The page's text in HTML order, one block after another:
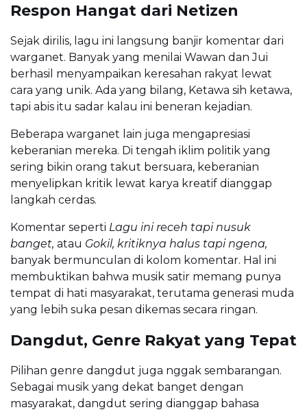
Respon Hangat dari Netizen
Sejak dirilis, lagu ini langsung banjir komentar dari
warganet. Banyak yang menilai Wawan dan Jui
berhasil menyampaikan keresahan rakyat lewat
cara yang unik. Ada yang bilang, Ketawa sih ketawa,
tapi abis itu sadar kalau ini beneran kejadian.
Beberapa warganet lain juga mengapresiasi
keberanian mereka. Di tengah iklim politik yang
sering bikin orang takut bersuara, keberanian
menyelipkan kritik lewat karya kreatif dianggap
langkah cerdas.
Komentar seperti Lagu ini receh tapi nusuk
banget, atau Gokil, kritiknya halus tapi ngena,
banyak bermunculan di kolom komentar. Hal ini
membuktikan bahwa musik satir memang punya
tempat di hati masyarakat, terutama generasi muda
yang lebih suka pesan dikemas secara ringan.
Dangdut, Genre Rakyat yang Tepat
Pilihan genre dangdut juga nggak sembarangan.
Sebagai musik yang dekat banget dengan
masyarakat, dangdut sering dianggap bahasa